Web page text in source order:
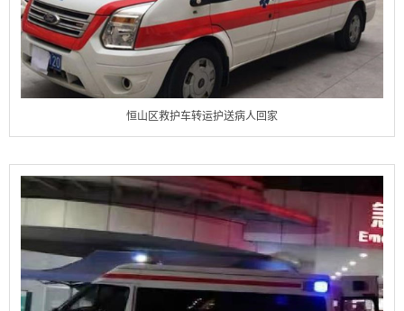
恒山区救护车转运护送病人回家